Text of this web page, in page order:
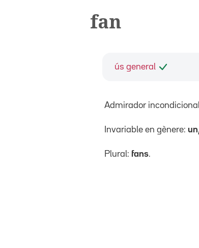
fan
ús general
Admirador
Invariable en gènere:
Plural: fans.